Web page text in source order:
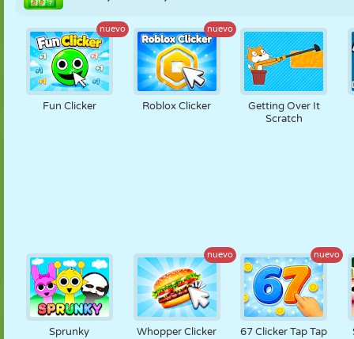
nuevo
Fun Clicker
nuevo
Roblox Clicker
Getting Over It
Scratch
Sprunky
nuevo
Whopper Clicker
nuevo
67 Clicker Tap Tap